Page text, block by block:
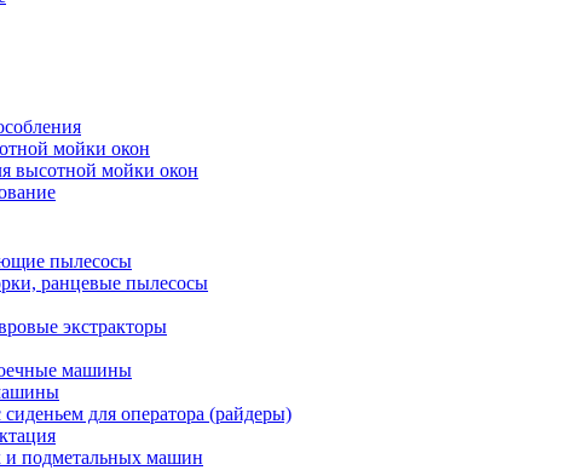
мойки окон
высотной мойки окон
пылесосы
ранцевые пылесосы
экстракторы
машины
для оператора (райдеры)
подметальных машин